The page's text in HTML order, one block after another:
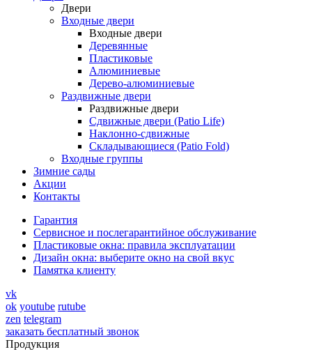
Двери
Входные двери
Входные двери
Деревянные
Пластиковые
Алюминиевые
Дерево-алюминиевые
Раздвижные двери
Раздвижные двери
Сдвижные двери (Patio Life)
Наклонно-сдвижные
Складывающиеся (Patio Fold)
Входные группы
Зимние сады
Акции
Контакты
Гарантия
Cервисное и послегарантийное обслуживание
Пластиковые окна: правила эксплуатации
Дизайн окна: выберите окно на свой вкус
Памятка клиенту
vk
ok youtube rutube
zen telegram
заказать бесплатный звонок
Продукция